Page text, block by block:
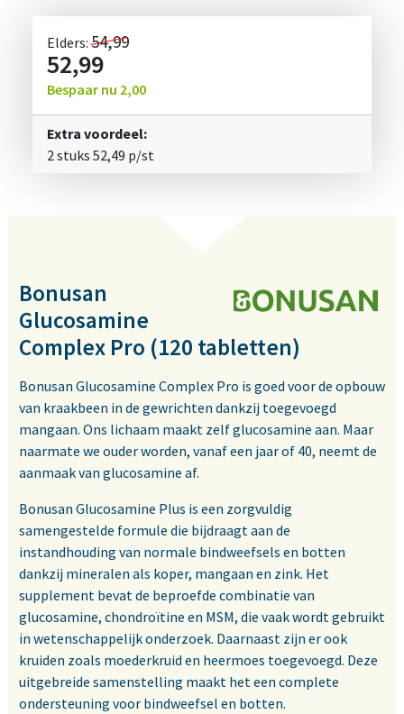
Elders:54,99
52,99
Bespaar nu 2,00
Extra voordeel:
2 stuks 52,49 p/st
Bonusan
Glucosamine
Complex Pro (120 tabletten)
Bonusan Glucosamine Complex Pro is goed voor de opbouw
van kraakbeen in de gewrichten dankzij toegevoegd
mangaan. Ons lichaam maakt zelf glucosamine aan. Maar
naarmate we ouder worden, vanaf een jaar of 40, neemt de
aanmaak van glucosamine af.
Bonusan Glucosamine Plus is een zorgvuldig
samengestelde formule die bijdraagt aan de
instandhouding van normale bindweefsels en botten
dankzij mineralen als koper, mangaan en zink. Het
supplement bevat de beproefde combinatie van
glucosamine, chondroïtine en MSM, die vaak wordt gebruikt
in wetenschappelijk onderzoek. Daarnaast zijn er ook
kruiden zoals moederkruid en heermoes toegevoegd. Deze
uitgebreide samenstelling maakt het een complete
ondersteuning voor bindweefsel en botten.